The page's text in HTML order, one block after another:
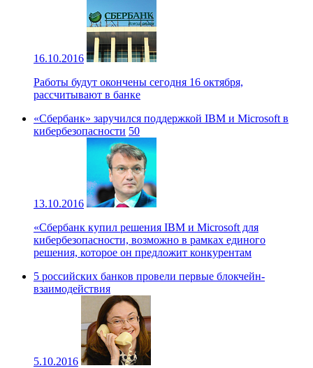
16.10.2016
Работы будут окончены сегодня 16 октября,
рассчитывают в банке
«Сбербанк» заручился поддержкой IBM и Microsoft в
кибербезопасности 50
13.10.2016
«Сбербанк купил решения IBM и Microsoft для
кибербезопасности, возможно в рамках единого
решения, которое он предложит конкурентам
5 российских банков провели первые блокчейн-
взаимодействия
5.10.2016